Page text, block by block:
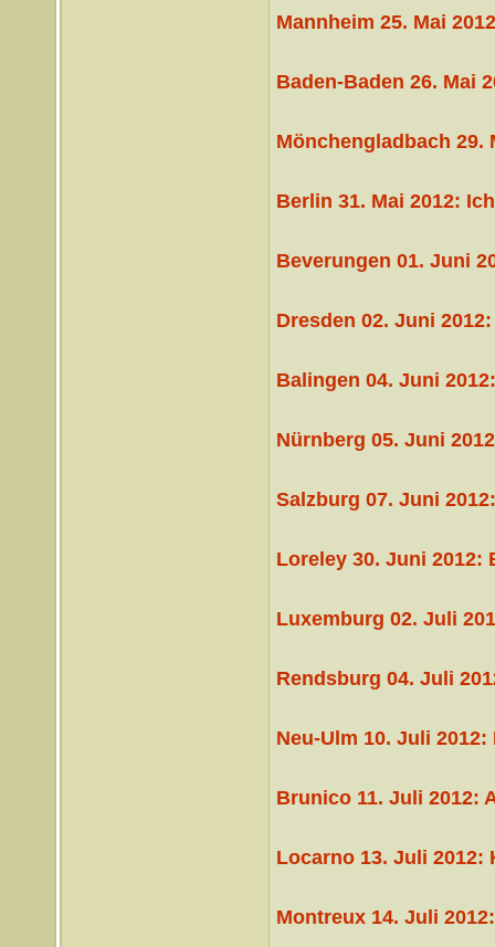
Mannheim 25. Mai
Baden-Baden 26. Mai
Mönchengladbach 29.
Berlin 31. Mai 2012:
Beverungen 01. Juni
Dresden 02. Juni
Balingen 04. Juni
Nürnberg 05. Juni
Salzburg 07. Juni
Loreley 30. Juni 2012:
Luxemburg 02. Juli
Rendsburg 04. Juli
Neu-Ulm 10. Juli
Brunico 11. Juli 2012:
Locarno 13. Juli
Montreux 14. Juli